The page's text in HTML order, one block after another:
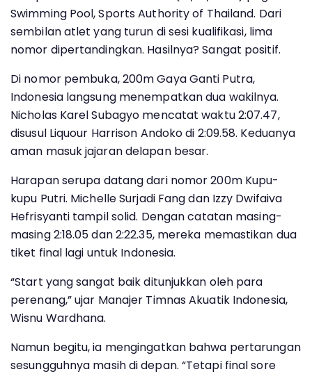
Swimming Pool, Sports Authority of Thailand. Dari
sembilan atlet yang turun di sesi kualifikasi, lima
nomor dipertandingkan. Hasilnya? Sangat positif.
Di nomor pembuka, 200m Gaya Ganti Putra,
Indonesia langsung menempatkan dua wakilnya.
Nicholas Karel Subagyo mencatat waktu 2:07.47,
disusul Liquour Harrison Andoko di 2:09.58. Keduanya
aman masuk jajaran delapan besar.
Harapan serupa datang dari nomor 200m Kupu-
kupu Putri. Michelle Surjadi Fang dan Izzy Dwifaiva
Hefrisyanti tampil solid. Dengan catatan masing-
masing 2:18.05 dan 2:22.35, mereka memastikan dua
tiket final lagi untuk Indonesia.
“Start yang sangat baik ditunjukkan oleh para
perenang,” ujar Manajer Timnas Akuatik Indonesia,
Wisnu Wardhana.
Namun begitu, ia mengingatkan bahwa pertarungan
sesungguhnya masih di depan. “Tetapi final sore